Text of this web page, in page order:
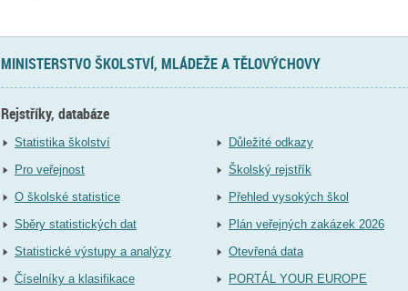
MINISTERSTVO ŠKOLSTVÍ, MLÁDEŽE A TĚLOVÝCHOVY
Rejstříky, databáze
Statistika školství
Pro veřejnost
O školské statistice
Sběry statistických dat
Statistické výstupy a analýzy
Číselníky a klasifikace
Důležité odkazy
Školský rejstřík
Přehled vysokých škol
Plán veřejných zakázek 2026
Otevřená data
PORTÁL YOUR EUROPE